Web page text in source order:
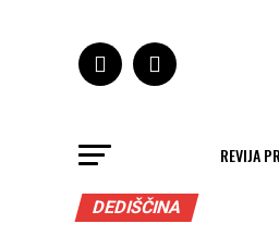
REVIJA
DEDIŠČINA